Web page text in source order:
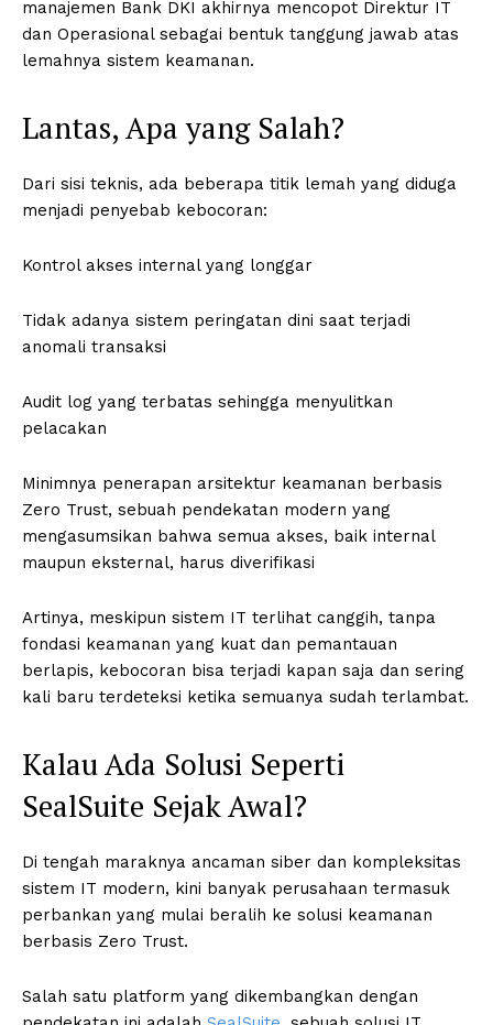
manajemen Bank DKI akhirnya mencopot Direktur IT
dan Operasional sebagai bentuk tanggung jawab atas
lemahnya sistem keamanan.
Lantas, Apa yang Salah?
Dari sisi teknis, ada beberapa titik lemah yang diduga
menjadi penyebab kebocoran:
Kontrol akses internal yang longgar
Tidak adanya sistem peringatan dini saat terjadi
anomali transaksi
Audit log yang terbatas sehingga menyulitkan
pelacakan
Minimnya penerapan arsitektur keamanan berbasis
Zero Trust, sebuah pendekatan modern yang
mengasumsikan bahwa semua akses, baik internal
maupun eksternal, harus diverifikasi
Artinya, meskipun sistem IT terlihat canggih, tanpa
fondasi keamanan yang kuat dan pemantauan
berlapis, kebocoran bisa terjadi kapan saja dan sering
kali baru terdeteksi ketika semuanya sudah terlambat.
Kalau Ada Solusi Seperti
SealSuite Sejak Awal?
Di tengah maraknya ancaman siber dan kompleksitas
sistem IT modern, kini banyak perusahaan termasuk
perbankan yang mulai beralih ke solusi keamanan
berbasis Zero Trust.
Salah satu platform yang dikembangkan dengan